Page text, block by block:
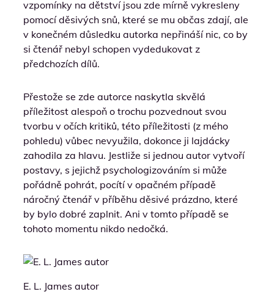
vzpomínky na dětství jsou zde mírně vykresleny
pomocí děsivých snů, které se mu občas zdají, ale
v konečném důsledku autorka nepřináší nic, co by
si čtenář nebyl schopen vydedukovat z
předchozích dílů.
Přestože se zde autorce naskytla skvělá
příležitost alespoň o trochu pozvednout svou
tvorbu v očích kritiků, této příležitosti (z mého
pohledu) vůbec nevyužila, dokonce ji lajdácky
zahodila za hlavu. Jestliže si jednou autor vytvoří
postavy, s jejichž psychologizováním si může
pořádně pohrát, pocítí v opačném případě
náročný čtenář v příběhu děsivé prázdno, které
by bylo dobré zaplnit. Ani v tomto případě se
tohoto momentu nikdo nedočká.
E. L. James autor